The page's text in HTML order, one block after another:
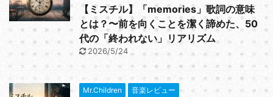
【ミスチル】「memories」歌詞の意味
とは？〜前を向くことを潔く諦めた、50
代の「終われない」リアリズム
2026/5/24
Mr.Children 音楽レビュー